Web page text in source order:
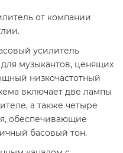
от компании
усилитель
музыкантов, ценящих
низкочастотный
включает две лампы
а также четыре
обеспечивающие
басовый тон.